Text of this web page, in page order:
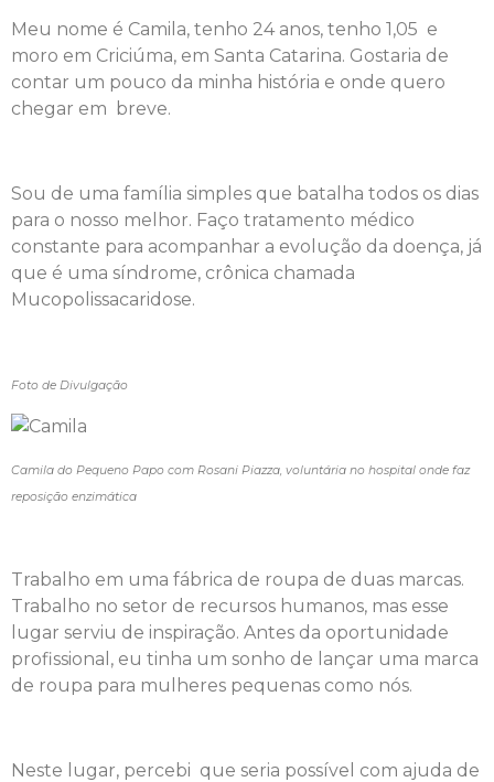
Meu nome é Camila, tenho 24 anos, tenho 1,05 e
moro em Criciúma, em Santa Catarina. Gostaria de
contar um pouco da minha história e onde quero
chegar em breve.
Sou de uma família simples que batalha todos os dias
para o nosso melhor. Faço tratamento médico
constante para acompanhar a evolução da doença, já
que é uma síndrome, crônica chamada
Mucopolissacaridose.
Foto de Divulgação
Camila do Pequeno Papo com Rosani Piazza, voluntária no hospital onde faz
reposição enzimática
Trabalho em uma fábrica de roupa de duas marcas.
Trabalho no setor de recursos humanos, mas esse
lugar serviu de inspiração. Antes da oportunidade
profissional, eu tinha um sonho de lançar uma marca
de roupa para mulheres pequenas como nós.
Neste lugar, percebi que seria possível com ajuda de